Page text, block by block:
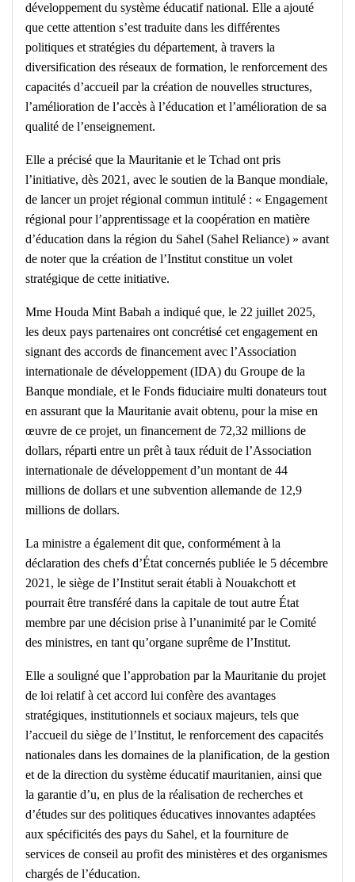
développement du système éducatif national. Elle a ajouté
que cette attention s’est traduite dans les différentes
politiques et stratégies du département, à travers la
diversification des réseaux de formation, le renforcement des
capacités d’accueil par la création de nouvelles structures,
l’amélioration de l’accès à l’éducation et l’amélioration de sa
qualité de l’enseignement.
Elle a précisé que la Mauritanie et le Tchad ont pris
l’initiative, dès 2021, avec le soutien de la Banque mondiale,
de lancer un projet régional commun intitulé : « Engagement
régional pour l’apprentissage et la coopération en matière
d’éducation dans la région du Sahel (Sahel Reliance) » avant
de noter que la création de l’Institut constitue un volet
stratégique de cette initiative.
Mme Houda Mint Babah a indiqué que, le 22 juillet 2025,
les deux pays partenaires ont concrétisé cet engagement en
signant des accords de financement avec l’Association
internationale de développement (IDA) du Groupe de la
Banque mondiale, et le Fonds fiduciaire multi donateurs tout
en assurant que la Mauritanie avait obtenu, pour la mise en
œuvre de ce projet, un financement de 72,32 millions de
dollars, réparti entre un prêt à taux réduit de l’Association
internationale de développement d’un montant de 44
millions de dollars et une subvention allemande de 12,9
millions de dollars.
La ministre a également dit que, conformément à la
déclaration des chefs d’État concernés publiée le 5 décembre
2021, le siège de l’Institut serait établi à Nouakchott et
pourrait être transféré dans la capitale de tout autre État
membre par une décision prise à l’unanimité par le Comité
des ministres, en tant qu’organe suprême de l’Institut.
Elle a souligné que l’approbation par la Mauritanie du projet
de loi relatif à cet accord lui confère des avantages
stratégiques, institutionnels et sociaux majeurs, tels que
l’accueil du siège de l’Institut, le renforcement des capacités
nationales dans les domaines de la planification, de la gestion
et de la direction du système éducatif mauritanien, ainsi que
la garantie d’u, en plus de la réalisation de recherches et
d’études sur des politiques éducatives innovantes adaptées
aux spécificités des pays du Sahel, et la fourniture de
services de conseil au profit des ministères et des organismes
chargés de l’éducation.